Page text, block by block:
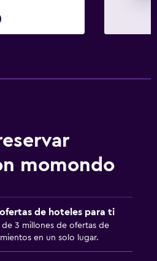
momondo
de hoteles para ti
de 3 millones de ofertas de
en un solo lugar.